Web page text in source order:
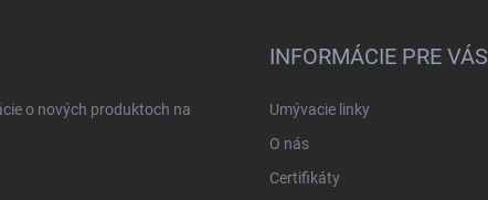
o nových produktoch na
INFORMÁCIE PRE VÁS
Umývacie linky
O nás
Certifikáty